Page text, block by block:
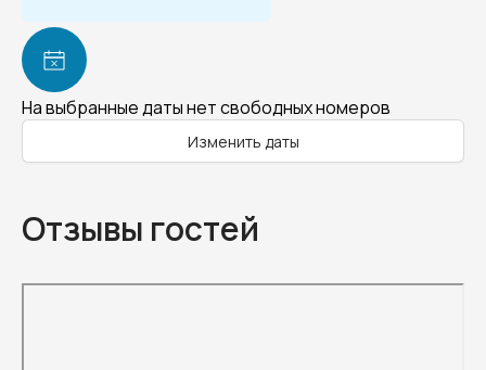
На выбранные даты нет свободных номеров
Изменить даты
Отзывы гостей